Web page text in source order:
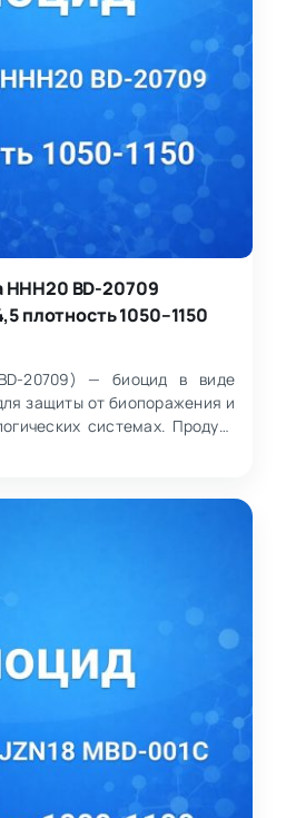
BD-20709
плотность 1050–1150
20709) — биоцид в виде
защиты от биопоражения и
системах. Продукт